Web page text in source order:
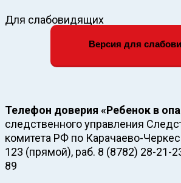
Для слабовидящих
Версия для
Телефон доверия «Ребенок в
следственного управления
комитета РФ по Карачаево-
123 (прямой), раб. 8 (8782) 28-21-
89